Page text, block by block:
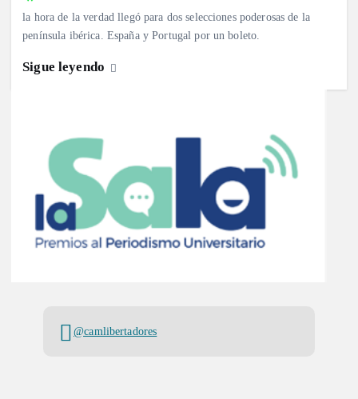
la hora de la verdad llegó para dos selecciones poderosas de la
península ibérica. España y Portugal por un boleto.
Sigue leyendo
@camlibertadores